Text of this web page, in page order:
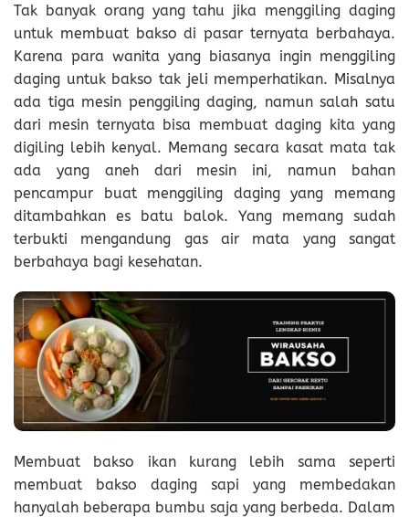
Tak banyak orang yang tahu jika menggiling daging
untuk membuat bakso di pasar ternyata berbahaya.
Karena para wanita yang biasanya ingin menggiling
daging untuk bakso tak jeli memperhatikan. Misalnya
ada tiga mesin penggiling daging, namun salah satu
dari mesin ternyata bisa membuat daging kita yang
digiling lebih kenyal. Memang secara kasat mata tak
ada yang aneh dari mesin ini, namun bahan
pencampur buat menggiling daging yang memang
ditambahkan es batu balok. Yang memang sudah
terbukti mengandung gas air mata yang sangat
berbahaya bagi kesehatan.
Membuat bakso ikan kurang lebih sama seperti
membuat bakso daging sapi yang membedakan
hanyalah beberapa bumbu saja yang berbeda. Dalam